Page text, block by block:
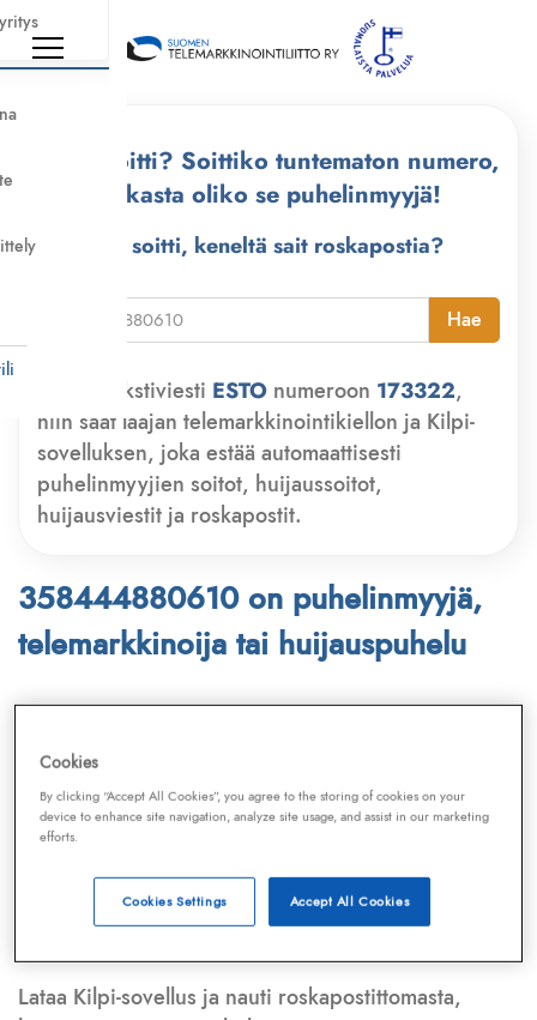
Kuka soitti? Soittiko tuntematon numero,
tarkasta oliko se puhelinmyyjä!
Kuka soitti, keneltä sait roskapostia?
Hae
Lähetä tekstiviesti ESTO numeroon 173322,
niin saat laajan telemarkkinointikiellon ja Kilpi-
sovelluksen, joka estää automaattisesti
puhelinmyyjien soitot, huijaussoitot,
huijausviestit ja roskapostit.
358444880610 on puhelinmyyjä,
telemarkkinoija tai huijauspuhelu
Telemarkkinointiliiton ja
puhelinmyyjienjatelemarkkinoijien numeroita.
Lisäksi tunnistamme automaattisesti, jos kyseessä on
puhelinhuijarin numero, sähköpostiosoitetai
huijausviesti. Tietokantaamme päivitetään jatkuvasti,
mikä varmistaa ajantasaisen suojan.
Lataa Kilpi-sovellus ja nauti roskapostittomasta,
Cookies
By clicking “Accept All Cookies”, you agree to the storing of cookies on your
device to enhance site navigation, analyze site usage, and assist in our marketing
efforts.
Accept All Cookies
Cookies Settings